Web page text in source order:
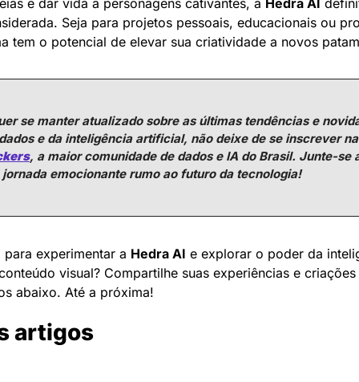
Seja para projetos pessoais, educacionais ou
tem o potencial de elevar sua criatividade a novos
se manter atualizado sobre as últimas tendências e
e da inteligência artificial, não deixe de se inscrever
, a maior comunidade de dados e IA do Brasil. Junte-se
emocionante rumo ao futuro da tecnologia!
experimentar a Hedra AI e explorar o poder da
visual? Compartilhe suas experiências e
abaixo. Até a próxima!
artigos